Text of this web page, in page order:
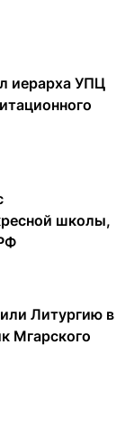
иерарха УПЦ
школы,
Литургию в
Мгарского